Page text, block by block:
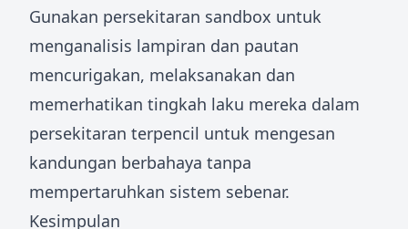
Gunakan persekitaran sandbox untuk
menganalisis lampiran dan pautan
mencurigakan, melaksanakan dan
memerhatikan tingkah laku mereka dalam
persekitaran terpencil untuk mengesan
kandungan berbahaya tanpa
mempertaruhkan sistem sebenar.
Kesimpulan